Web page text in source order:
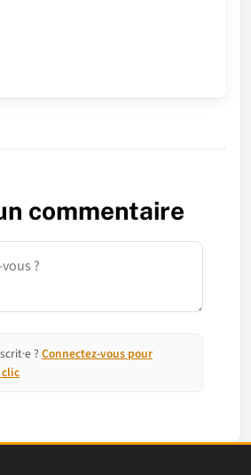
commentaire
? Connectez-vous pour